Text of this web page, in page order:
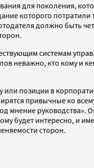
для поколения,
которого
должно быть
системам
неважно, кто кому и
позиции в
привычные ко
мнение
будет интересно, и
сторон.